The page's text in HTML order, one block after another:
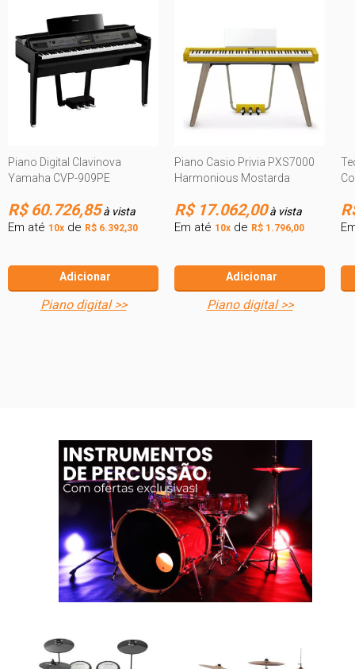
Piano Digital Clavinova
Yamaha CVP-909PE
R$ 60.726,85à vista
Em até 10x de R$ 6.392,30
Adicionar
piano digital >>
Piano Casio Privia PXS7000
Harmonious Mostarda
R$ 17.062,00à vista
Em até 10x de R$ 1.796,00
Adicionar
piano digital >>